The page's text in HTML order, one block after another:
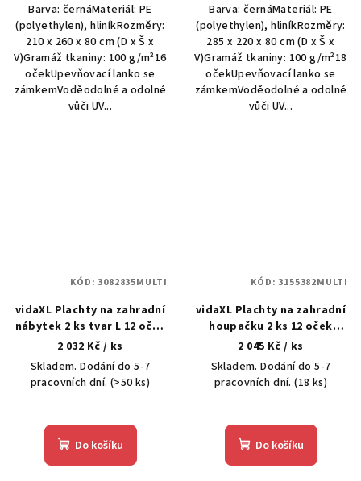
Barva: černáMateriál: PE
(polyethylen), hliníkRozměry:
210 x 260 x 80 cm (D x Š x
V)Gramáž tkaniny: 100 g/m²16
očekUpevňovací lanko se
zámkemVoděodolné a odolné
vůči UV...
Barva: černáMateriál: PE
(polyethylen), hliníkRozměry:
285 x 220 x 80 cm (D x Š x
V)Gramáž tkaniny: 100 g/m²18
očekUpevňovací lanko se
zámkemVoděodolné a odolné
vůči UV...
vidaXL Plachty na zahradní
nábytek 2 ks tvar L 12 oček
250x250x90 cm
2 032 Kč / ks
Skladem. Dodání do 5-7
pracovních dní.(>50 ks)
Do košíku
KÓD:3082835MULTI
vidaXL Plachty na zahradní
houpačku 2 ks 12 oček
215x150x130/150 cm PE
2 045 Kč / ks
Skladem. Dodání do 5-7
pracovních dní.(18 ks)
Do košíku
KÓD:3155382MULTI